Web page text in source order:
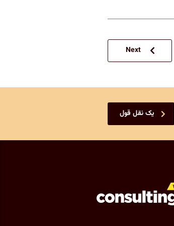
Next
یک نقل قول